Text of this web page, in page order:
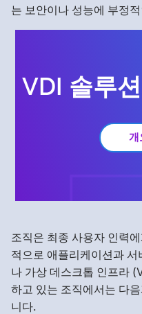
는 보안이나 성능에 부정
VDI 솔루
개
조직은 최종 사용자 인력
적으로 애플리케이션과
나 가상 데스크톱 인프라
하고 있는 조직에서는 다
니다.